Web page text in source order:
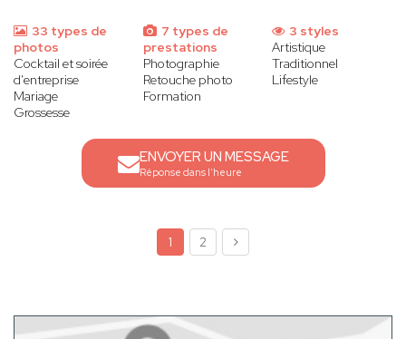
33 types de
photos
Cocktail et soirée
d'entreprise
Mariage
Grossesse
7 types de
prestations
Photographie
Retouche photo
Formation
3 styles
Artistique
Traditionnel
Lifestyle
ENVOYER UN MESSAGE
Réponse dans l'heure
1 2